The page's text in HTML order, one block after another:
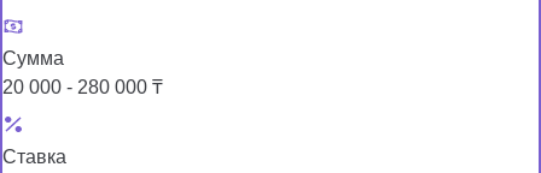
Сумма
20 000 - 280 000 ₸
Ставка